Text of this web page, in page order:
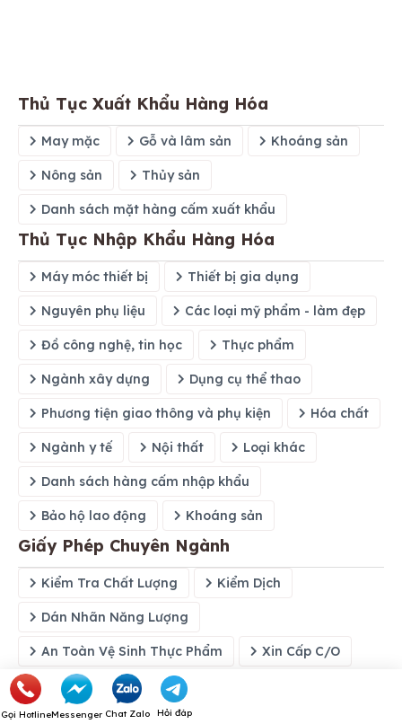
Thủ Tục Xuất Khẩu Hàng Hóa
May mặc Gỗ và lâm sản Khoáng sản
Nông sản Thủy sản
Danh sách mặt hàng cấm xuất khẩu
Thủ Tục Nhập Khẩu Hàng Hóa
Máy móc thiết bị Thiết bị gia dụng
Nguyên phụ liệu Các loại mỹ phẩm - làm đẹp
Đồ công nghệ, tin học Thực phẩm
Ngành xây dựng Dụng cụ thể thao
Phương tiện giao thông và phụ kiện Hóa chất
Ngành y tế Nội thất Loại khác
Danh sách hàng cấm nhập khẩu
Bảo hộ lao động Khoáng sản
Giấy Phép Chuyên Ngành
Kiểm Tra Chất Lượng Kiểm Dịch
Dán Nhãn Năng Lượng
An Toàn Vệ Sinh Thực Phẩm Xin Cấp C/O
Kiến Thức Chuyên Ngành
Incoterms 2010 Incoterms 2020
Gọi HotlineMessenger Chat Zalo Hỏi đáp